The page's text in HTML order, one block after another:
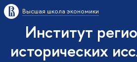
Высшая школа экономики
Институт
исторических